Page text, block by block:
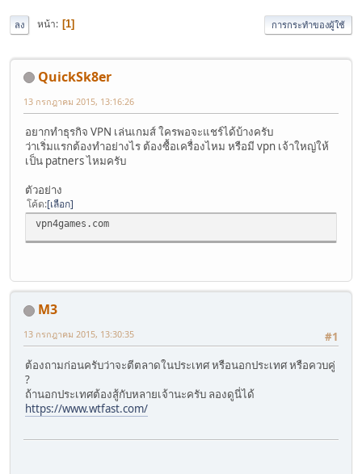
ลง หน้า 1 การกระทำของผู้ใช้
QuickSk8er
13 กรกฎาคม 2015, 13:16:26
อยากทำธุรกิจ VPN เล่นเกมส์ ใครพอจะแชร์ได้บ้างครับ
ว่าเริ่มแรกต้องทำอย่างไร ต้องซื้อเครื่องไหม หรือมี vpn เจ้าใหญ่ให้
เป็น patners ไหมครับ
ตัวอย่าง
โค้ด เลือก
vpn4games.com
M3
#1
13 กรกฎาคม 2015, 13:30:35
ต้องถามก่อนครับว่าจะตีตลาดในประเทศ หรือนอกประเทศ หรือควบคู่
?
ถ้านอกประเทศต้องสู้กับหลายเจ้านะครับ ลองดูนี่ได้
https://www.wtfast.com/